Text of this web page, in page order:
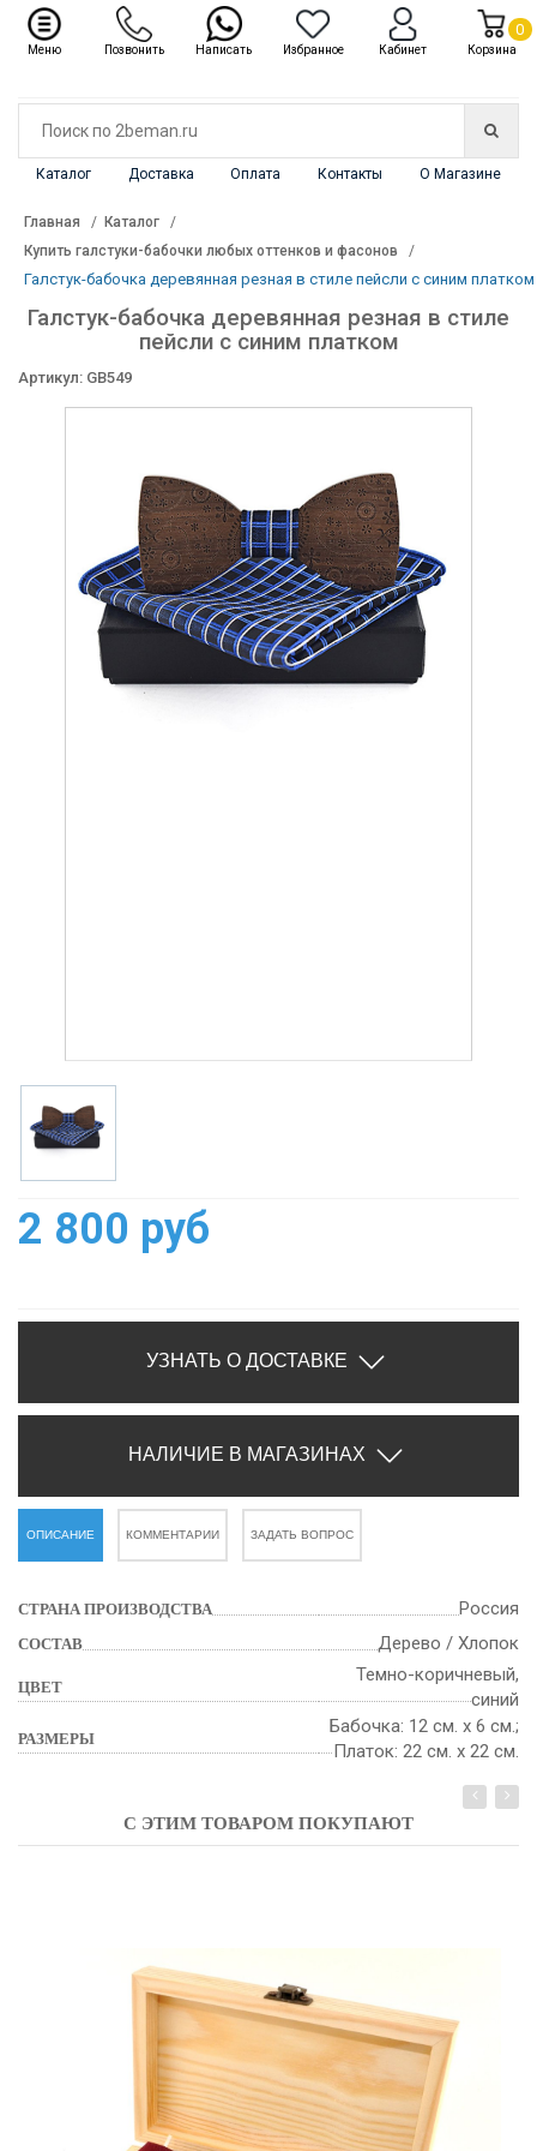
Каталог Доставка Оплата Контакты О Магазине
Каталог ✖
Главная
Каталог
Купить галстуки-бабочки любых оттенков и фасонов
Галстук-бабочка деревянная резная в стиле пейсли с синим платком
Галстук-бабочка деревянная резная в стиле
пейсли с синим платком
Артикул: GB549
2 800 руб
УЗНАТЬ О ДОСТАВКЕ
НАЛИЧИЕ В МАГАЗИНАХ
ОПИСАНИЕ КОММЕНТАРИИ ЗАДАТЬ ВОПРОС
СТРАНА ПРОИЗВОДСТВА Россия
СОСТАВ Дерево / Хлопок
ЦВЕТ
Темно-коричневый,
синий
РАЗМЕРЫ
Бабочка: 12 см. х 6 см.;
Платок: 22 см. х 22 см.
С ЭТИМ ТОВАРОМ ПОКУПАЮТ
Меню Позвонить Написать Избранное Кабинет Корзина
0